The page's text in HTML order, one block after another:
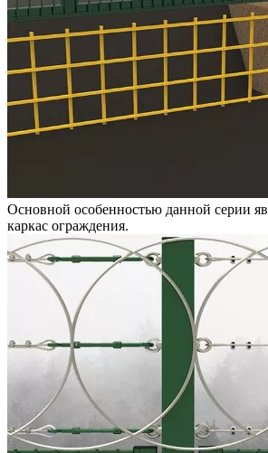
Основной особенностью данной серии
каркас ограждения.